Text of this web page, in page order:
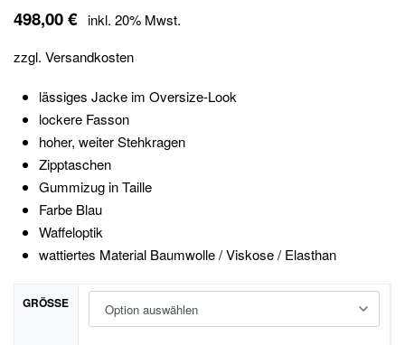
498,00€ inkl. 20% Mwst.
zzgl. Versandkosten
lässiges Jacke im Oversize-Look
lockere Fasson
hoher, weiter Stehkragen
Zipptaschen
Gummizug in Taille
Farbe Blau
Waffeloptik
wattiertes Material Baumwolle / Viskose / Elasthan
GRÖSSE